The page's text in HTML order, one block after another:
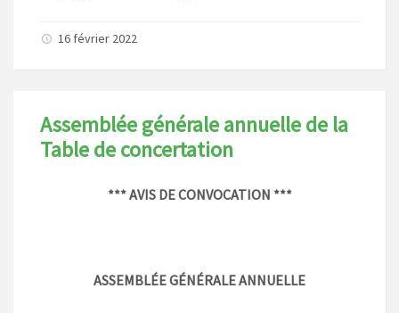
16 février 2022
Assemblée générale annuelle de la
Table de concertation
*** AVIS DE CONVOCATION ***
ASSEMBLÉE GÉNÉRALE ANNUELLE